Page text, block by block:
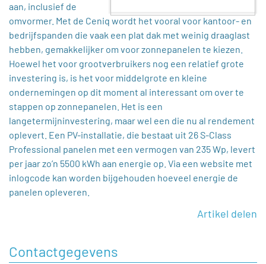
aan, inclusief de
omvormer. Met de Ceniq wordt het vooral voor kantoor- en
bedrijfspanden die vaak een plat dak met weinig draaglast
hebben, gemakkelijker om voor zonnepanelen te kiezen.
Hoewel het voor grootverbruikers nog een relatief grote
investering is, is het voor middelgrote en kleine
ondernemingen op dit moment al interessant om over te
stappen op zonnepanelen. Het is een
langetermijninvestering, maar wel een die nu al rendement
oplevert. Een PV-installatie, die bestaat uit 26 S-Class
Professional panelen met een vermogen van 235 Wp, levert
per jaar zo’n 5500 kWh aan energie op. Via een website met
inlogcode kan worden bijgehouden hoeveel energie de
panelen opleveren.
Artikel delen
Contactgegevens